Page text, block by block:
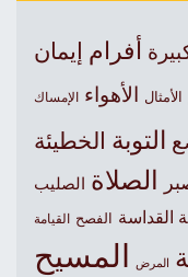
أفرام إيمان
الأهواء الإمساك
التوبة الخطيئة
الصلاة الصليب
الفصح القيامة
المرض المسيح